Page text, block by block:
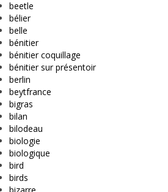
beetle
bélier
belle
bénitier
bénitier coquillage
bénitier sur présentoir
berlin
beytfrance
bigras
bilan
bilodeau
biologie
biologique
bird
birds